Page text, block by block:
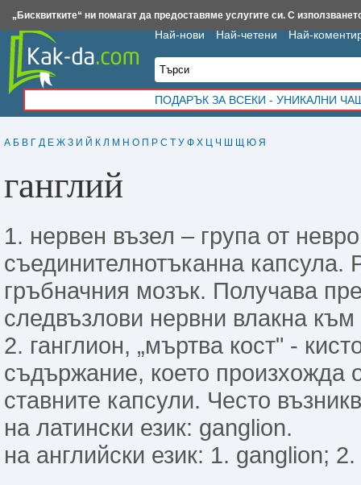
А Б В Г Д Е Ж З И Й К Л М Н О П Р С Т У Ф Х Ц Ч Ш Щ Ю Я
ганглий
1. нервен възел – група от
съединителнотъканна капсула.
гръбначния мозък. Получава
следвъзлови нервни влакна
2. ганглион, „мъртва кост" -
съдържа­ние, което произхожда
ставните капсули. Често
на латински език: ganglion.
на английски език: 1. ganglion;
Най-нови Най-четени Най-
ПОДАРЪК ЗА ВСЕКИ - УНИКАЛНИ
Insert.bg Framar.bg Kak-da.com Iztochnik.com BauBau.bg NewAge.bg
„Бисквитките“ ни помагат да предоставяме услугите си. С